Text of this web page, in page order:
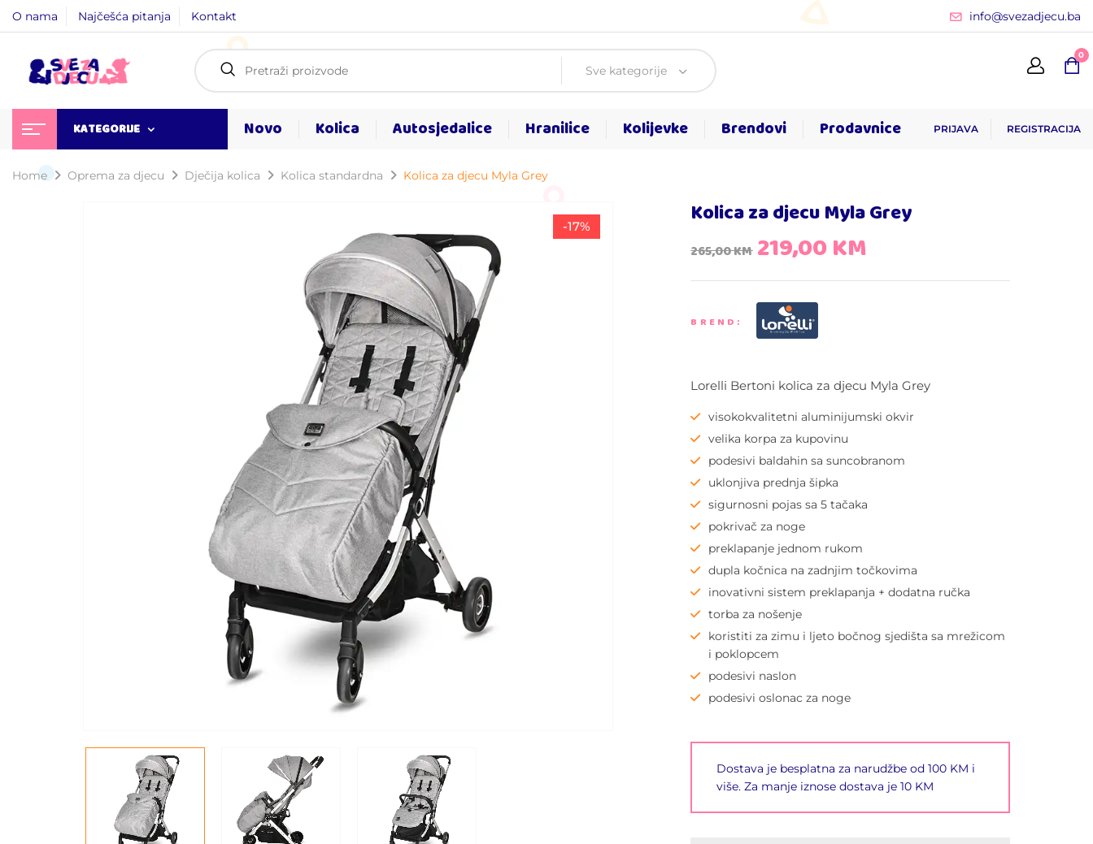
O nama Najčešća pitanja Kontakt info@svezadjecu.ba
Sve kategorije
0
KATEGORIJE Novo Kolica Autosjedalice Hranilice Kolijevke Brendovi Prodavnice PRIJAVA REGISTRACIJA
Home Oprema za djecu Dječija kolica Kolica standardna Kolica za djecu Myla Grey
-17% Kolica za djecu Myla Grey
265,00KM 219,00KM
BREND:
Lorelli Bertoni kolica za djecu Myla Grey
visokokvalitetni aluminijumski okvir
velika korpa za kupovinu
podesivi baldahin sa suncobranom
uklonjiva prednja šipka
sigurnosni pojas sa 5 tačaka
pokrivač za noge
preklapanje jednom rukom
dupla kočnica na zadnjim točkovima
inovativni sistem preklapanja + dodatna ručka
torba za nošenje
koristiti za zimu i ljeto bočnog sjedišta sa mrežicom
i poklopcem
podesivi naslon
podesivi oslonac za noge
Dostava je besplatna za narudžbe od 100 KM i
više. Za manje iznose dostava je 10 KM